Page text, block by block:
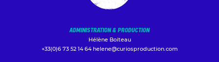
ADMINISTRATION & PRODUCTION
Hélène Boiteau
+33(0)6 73 52 14 64 helene@curiosproduction.com